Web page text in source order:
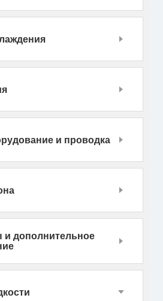
и проводка
и дополнительное